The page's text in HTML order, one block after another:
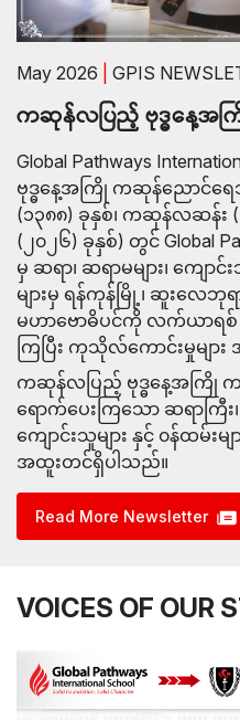
May 2026 GPIS
ကဆုန်လပြည့် ဗုဒ္ဓနေ့အ
Global Pathways
ဗုဒ္ဓနေ့အကြို ကဆုန်ညောင်ရေ
(၁၃၈၈) ခုနှစ်၊ ကဆုန်လဆန်း
(၂၀၂၆) ခုနှစ်) တွင် Global
မှ ဆရာ၊ ဆရာမများ၊ ကျောင်
များမှ ရန်ကုန်မြို့၊ ဆူးလေဘု
မဟာဗောဓိပင်ကို လက်ယာရစ်
ကြပြီး ကုသိုလ်ကောင်းမှုမျ
ကဆုန်လပြည့် ဗုဒ္ဓနေ့အကြို
ရောက်ပေးကြသော ဆရာကြီး၊
ကျောင်းသူများ နှင့် ၀န်ထမ်း
အထူးတင်ရှိပါသည်။
Read More Newsletter
VOICES OF OUR